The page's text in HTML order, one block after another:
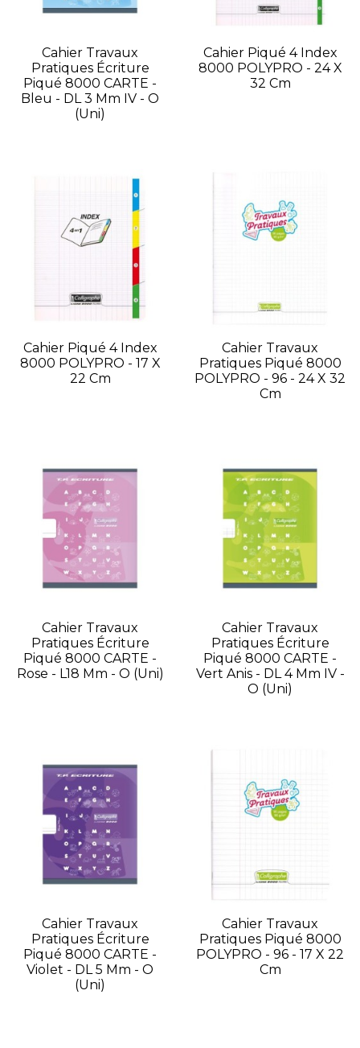
Cahier Travaux
Pratiques Écriture
Piqué 8000 CARTE -
Bleu - DL 3 Mm IV - O
(Uni)
Cahier Piqué 4 Index
8000 POLYPRO - 24 X
32 Cm
Cahier Piqué 4 Index
8000 POLYPRO - 17 X
22 Cm
Cahier Travaux
Pratiques Piqué 8000
POLYPRO - 96 - 24 X 32
Cm
Cahier Travaux
Pratiques Écriture
Piqué 8000 CARTE -
Rose - L18 Mm - O (Uni)
Cahier Travaux
Pratiques Écriture
Piqué 8000 CARTE -
Vert Anis - DL 4 Mm IV -
O (Uni)
Cahier Travaux
Pratiques Écriture
Piqué 8000 CARTE -
Violet - DL 5 Mm - O
(Uni)
Cahier Travaux
Pratiques Piqué 8000
POLYPRO - 96 - 17 X 22
Cm